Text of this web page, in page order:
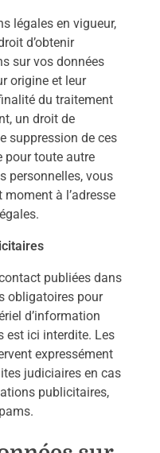
légales en vigueur,
d’obtenir
sur vos données
origine et leur
du traitement
un droit de
suppression de ces
pour toute autre
personnelles, vous
à l’adresse
publiées dans
obligatoires pour
d’information
est ici interdite. Les
expressément
judiciaires en cas
publicitaires,